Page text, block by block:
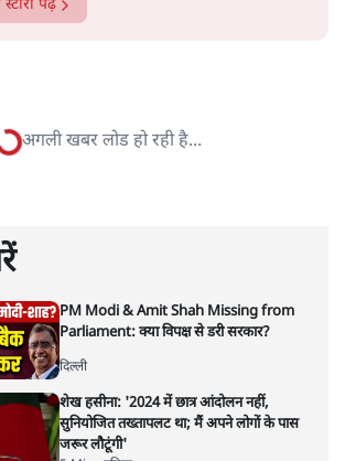
स्वरों में से एक हैं। शिक्षा, समाज,
अगली खबर लोड हो रही है...